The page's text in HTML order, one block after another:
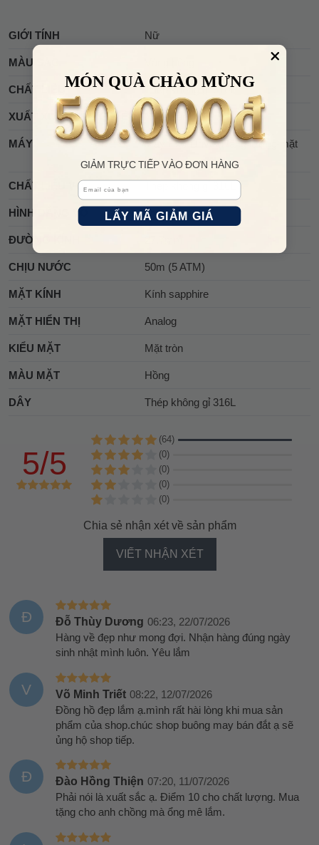
GIỚI TÍNH Nữ
MÀU SẮC
CHẤT LIỆU Thép không gỉ 316L
XUẤT XỨ THƯƠNG HIỆU Nhật Bản
MÁY
Máy Eco-Drive (Năng lượng mặt
trời)
CHẤT LIỆU VỎ
HÌNH DÁNG VỎ Tròn
ĐƯỜNG KÍNH
CHỊU NƯỚC 50m (5 ATM)
MẶT KÍNH Kính sapphire
MẶT HIỂN THỊ Analog
KIỂU MẶT Mặt tròn
MÀU MẶT Hồng
DÂY Thép không gỉ 316L
5/5
(64)
(0)
(0)
(0)
(0)
Chia sẻ nhận xét về sản phẩm
VIẾT NHẬN XÉT
Đ Đỗ Thùy Dương 06:23, 22/07/2026
Hàng về đẹp như mong đợi. Nhận hàng đúng ngày
sinh nhật mình luôn. Yêu lắm
V Võ Minh Triết 08:22, 12/07/2026
Đồng hồ đẹp lắm ạ.mình rất hài lòng khi mua sản
phẩm của shop.chúc shop buông may bán đắt ạ sẽ
ủng hộ shop tiếp.
Đ Đào Hồng Thiện 07:20, 11/07/2026
Phải nói là xuất sắc ạ. Điểm 10 cho chất lượng. Mua
tặng cho anh chồng mà ổng mê lắm.
MÓN QUÀ CHÀO MỪNG
GIẢM TRỰC TIẾP VÀO ĐƠN HÀNG
Email
LẤY MÃ GIẢM GIÁ